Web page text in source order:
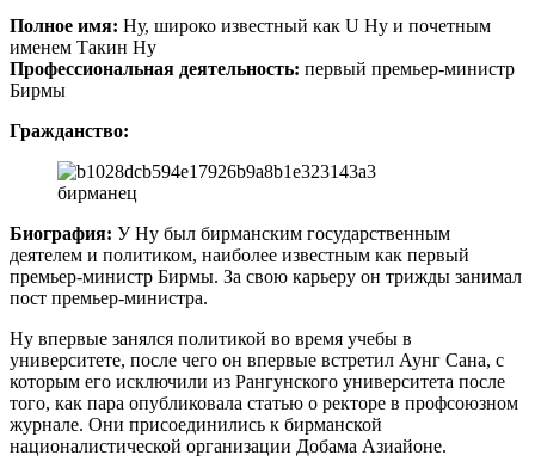
Полное имя: Ну, широко известный как U Ну и почетным
именем Такин Ну
Профессиональная деятельность: первый премьер-министр
Бирмы
Гражданство:
бирманец
Биография: У Ну был бирманским государственным
деятелем и политиком, наиболее известным как первый
премьер-министр Бирмы. За свою карьеру он трижды занимал
пост премьер-министра.
Ну впервые занялся политикой во время учебы в
университете, после чего он впервые встретил Аунг Сана, с
которым его исключили из Рангунского университета после
того, как пара опубликовала статью о ректоре в профсоюзном
журнале. Они присоединились к бирманской
националистической организации Добама Азиайоне.